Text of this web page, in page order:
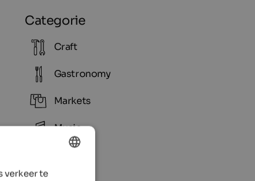
Categorie
Craft
Gastronomy
Markets
Music
ENGLISH
verkeer te